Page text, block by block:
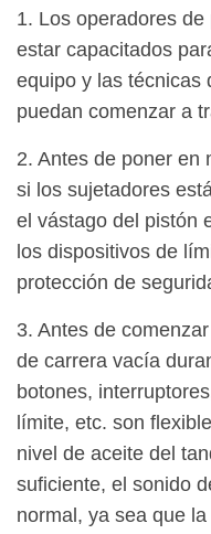
1. Los operadores
estar capacitados
equipo y las técnicas
puedan comenzar a
2. Antes de poner en
si los sujetadores
el vástago del pistón
los dispositivos de
protección de
3. Antes de
de carrera vacía
botones,
límite, etc. son
nivel de aceite del
suficiente, el sonido
normal, ya sea que